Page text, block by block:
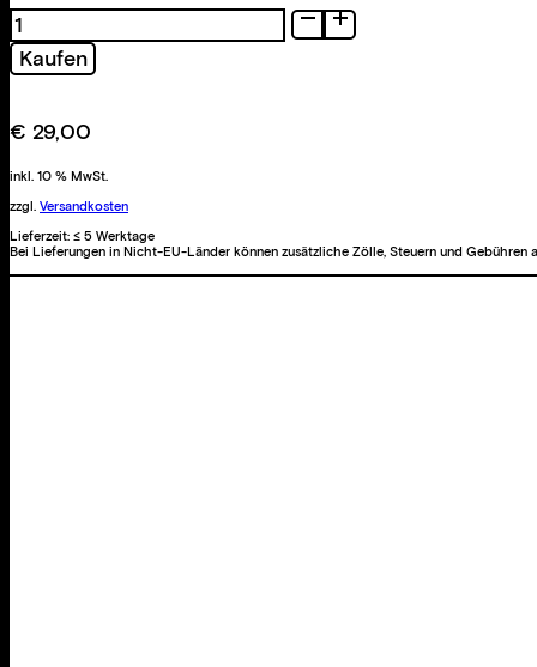
Talwärts
Menge
Kaufen
€ 29,00
inkl. 10 % MwSt.
zzgl. Versandkosten
Lieferzeit: ≤ 5 Werktage
Bei Lieferungen in Nicht-EU-Länder können zusätzliche Zölle, Steuern und Gebühren